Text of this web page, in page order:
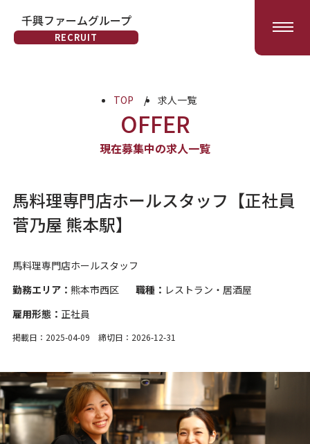
千興ファームグループ
RECRUIT
6次化する千興ファーム
牧場部門
製造部門
お客様に喜びを届ける
小売部門
馬刺し文化を発信する
外食部門
TOP 求人一覧
OFFER
現在募集中の求人一覧
馬料理専門店ホールスタッフ【正社員
菅乃屋 熊本駅】
馬料理専門店ホールスタッフ
勤務エリア： 熊本市西区 職種： レストラン・居酒屋
雇用形態： 正社員
掲載日：2025-04-09 締切日：2026-12-31